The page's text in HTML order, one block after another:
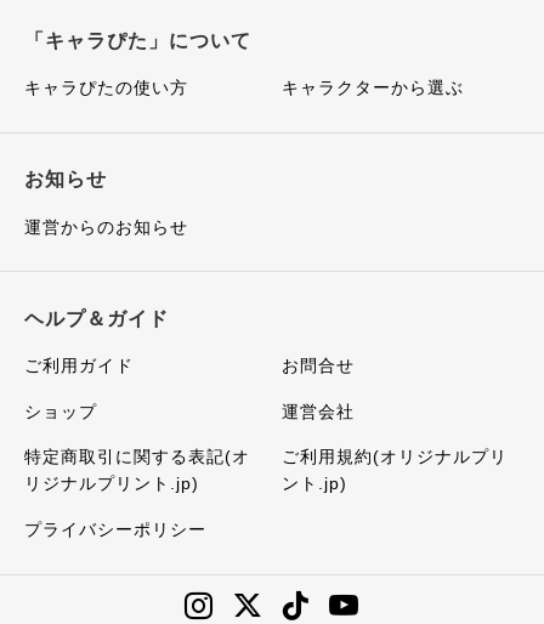
「キャラぴた」について
キャラぴたの使い方 キャラクターから選ぶ
お知らせ
運営からのお知らせ
ヘルプ＆ガイド
ご利用ガイド お問合せ
ショップ 運営会社
特定商取引に関する表記(オ
リジナルプリント.jp)
ご利用規約(オリジナルプリ
ント.jp)
プライバシーポリシー